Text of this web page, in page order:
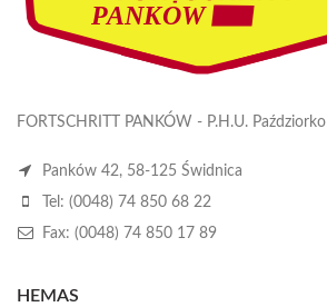
FORTSCHRITT PANKÓW - P.H.U. Paździorko
Panków 42, 58-125 Świdnica
Tel: (0048) 74 850 68 22
Fax: (0048) 74 850 17 89
HEMAS